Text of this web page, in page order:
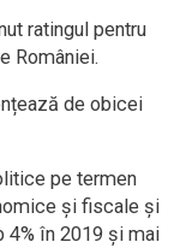
ratingul pentru
României.
de obicei
pe termen
și fiscale și
4% în 2019 și mai